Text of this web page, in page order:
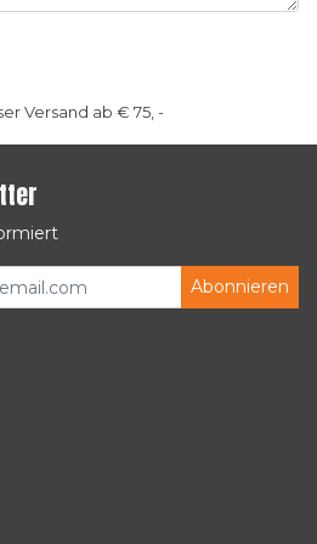
Versand ab € 75, -
Abonnieren